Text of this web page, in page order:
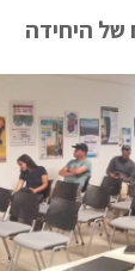
של היחידה